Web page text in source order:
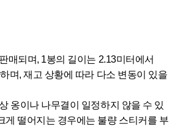
매되며, 1봉의 길이는 2.13미터에서
며, 재고 상황에 따라 다소 변동이 있을
옹이나 나무결이 일정하지 않을 수 있
게 떨어지는 경우에는 불량 스티커를 부